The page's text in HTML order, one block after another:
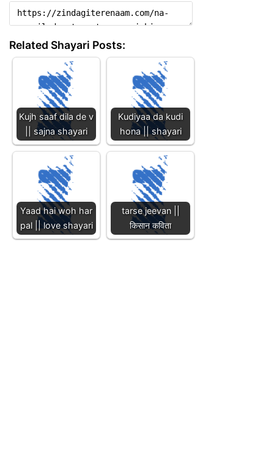
Related Shayari Posts:
Kujh saaf dila de v
|| sajna shayari
Kudiyaa da kudi
hona || shayari
Yaad hai woh har
pal || love shayari
tarse jeevan ||
किसान कविता